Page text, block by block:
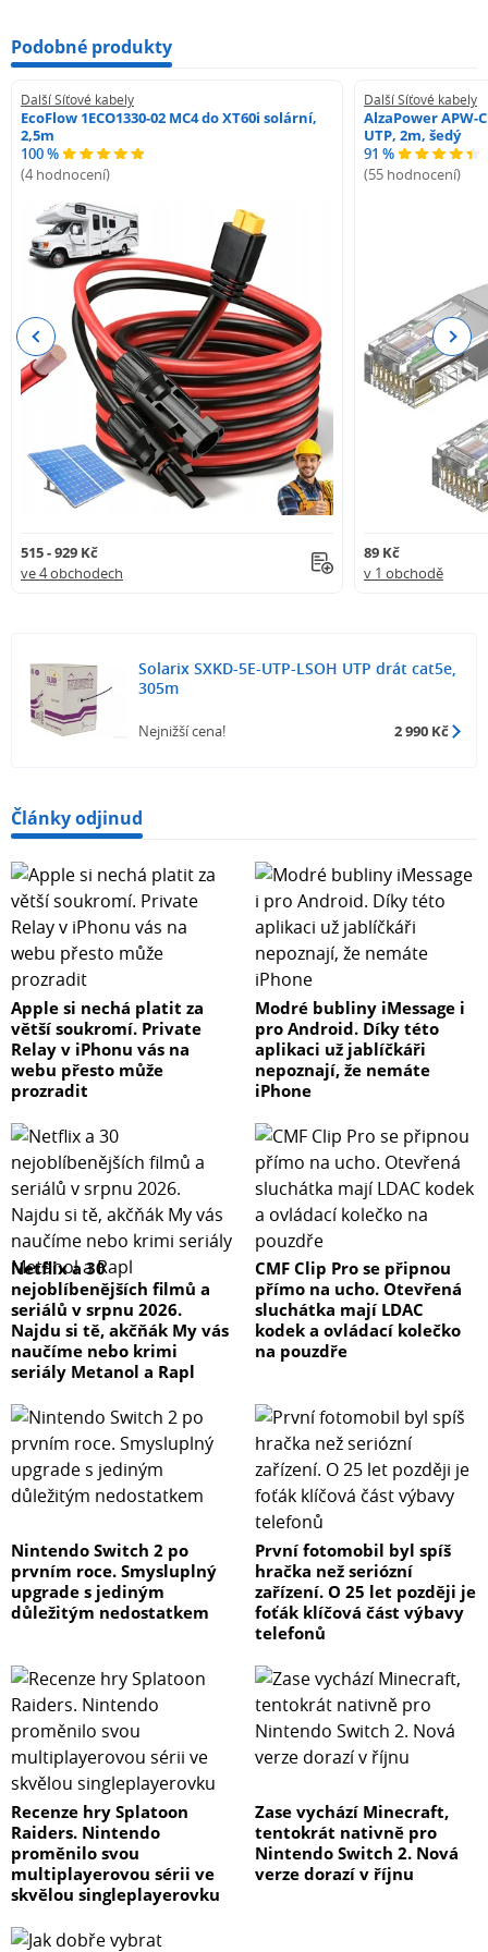
NVP [?] : 68 %
Propagation delay [?] : 535 ns/100m
Delay skew [?] : 20 ns/100m
Skladovací teplota: -20°C až 60°C
Provozní teplota: -20°C až 60°C
Teplota při instalaci: 0°C až 50°C
Podobné produkty
Další Síťové kabely
EcoFlow 1ECO1330-02 MC4 do XT60i solární,
2,5m
100 %
(4 hodnocení)
515 - 929 Kč
ve 4 obchodech
Další Síťové kabely
AlzaPower APW-
UTP, 2m, šedý
91 %
(55 hodnocení)
89 Kč
v 1 obchodě
Previous Next
Solarix SXKD-5E-UTP-LSOH UTP drát cat5e,
305m
Nejnižší cena! 2 990 Kč
Články odjinud
Apple si nechá platit za
větší soukromí. Private
Relay v iPhonu vás na
webu přesto může
prozradit
Modré bubliny iMessage i
pro Android. Díky této
aplikaci už jablíčkáři
nepoznají, že nemáte
iPhone
Netflix a 30
nejoblíbenějších filmů a
seriálů v srpnu 2026.
Najdu si tě, akčňák My vás
naučíme nebo krimi
seriály Metanol a Rapl
CMF Clip Pro se připnou
přímo na ucho. Otevřená
sluchátka mají LDAC
kodek a ovládací kolečko
na pouzdře
Nintendo Switch 2 po
prvním roce. Smysluplný
upgrade s jediným
důležitým nedostatkem
První fotomobil byl spíš
hračka než seriózní
zařízení. O 25 let později je
foťák klíčová část výbavy
telefonů
Recenze hry Splatoon
Raiders. Nintendo
proměnilo svou
multiplayerovou sérii ve
skvělou singleplayerovku
Zase vychází Minecraft,
tentokrát nativně pro
Nintendo Switch 2. Nová
verze dorazí v říjnu